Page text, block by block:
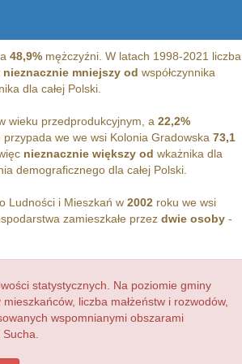
48,9%mężczyźni. W latach 1998-2021 liczba
nieznacznie mniejszy od współczynnika
dla całej Polski.
wieku przedprodukcyjnym, a 22,2%
we we wsi Kolonia Gradowska 73,1
nieznacznie większy od wkażnika dla
demograficznego dla całej Polski.
Ludności i Mieszkań w 2002roku we wsi
zamieszkałe przez dwie osoby-
statystycznych. Na poziomie gminy
liczba małżeństw i rozwodów,
wspomnianymi obszarami